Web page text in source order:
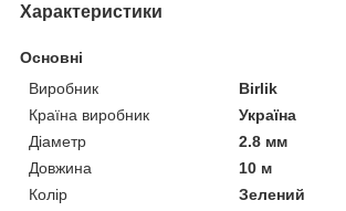
Характеристики
Основні
Виробник
Birlik
Країна виробник
Україна
Діаметр
2.8 мм
Довжина
10 м
Колір
Зелений